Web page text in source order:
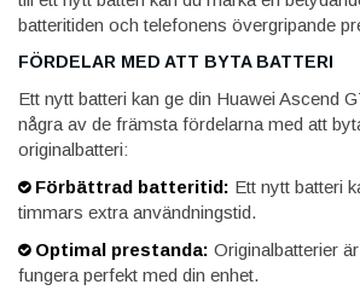
batteritiden och telefonens övergripande
FÖRDELAR MED ATT BYTA BATTERI
Ett nytt batteri kan ge din Huawei Ascend
några av de främsta fördelarna med att
originalbatteri:
Förbättrad batteritid: Ett nytt batteri
timmars extra användningstid.
Optimal prestanda: Originalbatterier
fungera perfekt med din enhet.